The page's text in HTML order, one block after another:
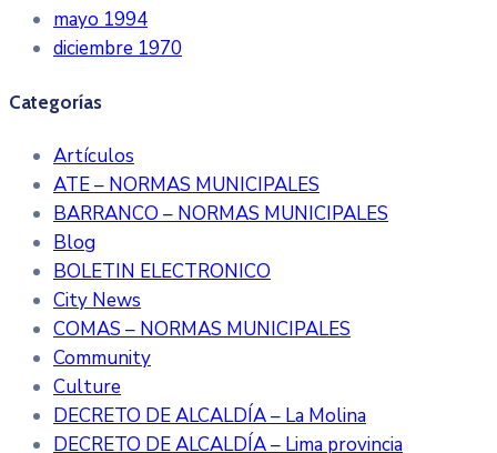
mayo 1994
diciembre 1970
Categorías
Artículos
ATE – NORMAS MUNICIPALES
BARRANCO – NORMAS MUNICIPALES
Blog
BOLETIN ELECTRONICO
City News
COMAS – NORMAS MUNICIPALES
Community
Culture
DECRETO DE ALCALDÍA – La Molina
DECRETO DE ALCALDÍA – Lima provincia